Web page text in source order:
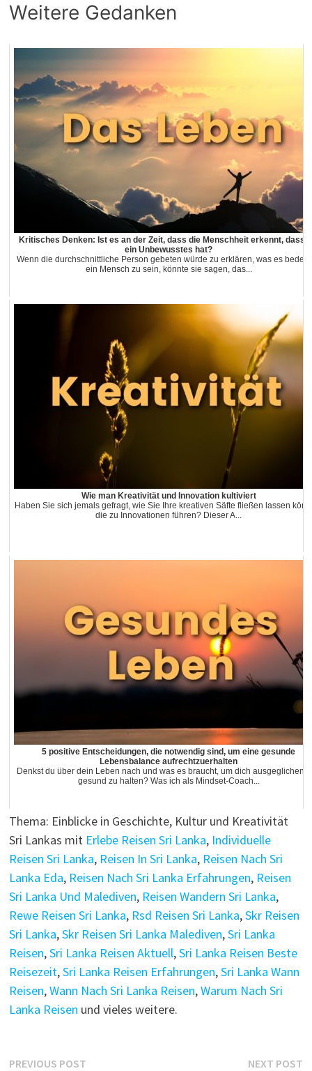
Weitere Gedanken
Kritisches Denken: Ist es an der Zeit, dass die Menschheit erkennt, dass
ein Unbewusstes hat?
Wenn die durchschnittliche Person gebeten würde zu erklären, was es
ein Mensch zu sein, könnte sie sagen, das...
Wie man Kreativität und Innovation kultiviert
Haben Sie sich jemals gefragt, wie Sie Ihre kreativen Säfte fließen lassen
die zu Innovationen führen? Dieser A...
5 positive Entscheidungen, die notwendig sind, um eine gesunde
Lebensbalance aufrechtzuerhalten
Denkst du über dein Leben nach und was es braucht, um dich ausgeglichen
gesund zu halten? Was ich als Mindset-Coach...
Thema: Einblicke in Geschichte, Kultur und Kreativität
Sri Lankas mit Erlebe Reisen Sri Lanka, Individuelle
Reisen Sri Lanka, Reisen In Sri Lanka, Reisen Nach Sri
Lanka Eda, Reisen Nach Sri Lanka Erfahrungen, Reisen
Sri Lanka Und Malediven, Reisen Wandern Sri Lanka,
Rewe Reisen Sri Lanka, Rsd Reisen Sri Lanka,Skr Reisen
Sri Lanka,Skr Reisen Sri Lanka Malediven,Sri Lanka
Reisen,Sri Lanka Reisen Aktuell,Sri Lanka Reisen Beste
Reisezeit,Sri Lanka Reisen Erfahrungen,Sri Lanka Wann
Reisen,Wann Nach Sri Lanka Reisen,Warum Nach Sri
Lanka Reisen und vieles weitere.
PREVIOUS POSTPrevious NEXT POST